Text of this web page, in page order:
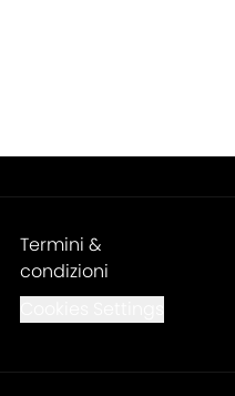
Termini &
condizioni